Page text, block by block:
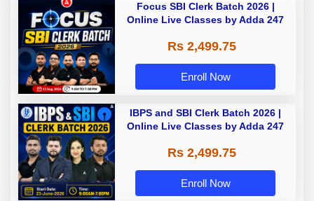
Focus SBI Clerk Batch 2026 |
Online Live Classes by Adda 247
Rs 2,499.75
Enroll Now
IBPS and SBI Clerk Batch 2026 |
Online Live Classes by Adda 247
Rs 2,499.75
Enroll Now